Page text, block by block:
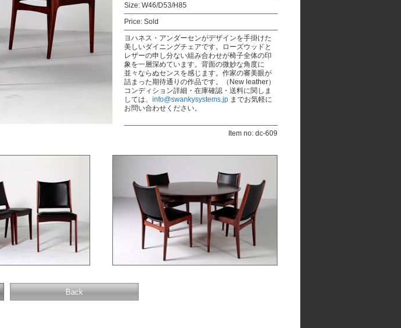
Size: W46/D53/H85
Price: Sold
ヨハネス・アンダーセンがデザインを手掛けた
美しいダイニングチェアです。ローズウッドと
レザーの申し分ない組み合わせが椅子全体の印
象を一層深めています。背面の微妙な角度に
並々ならぬセンスを感じます。作家の審美眼が
詰まった期待通りの作品です。（New leather）
コンディション詳細・在庫確認・送料に関しま
しては、 info@swankysystems.jp までお気軽に
お問い合わせください。
Item no: dc-609
Back